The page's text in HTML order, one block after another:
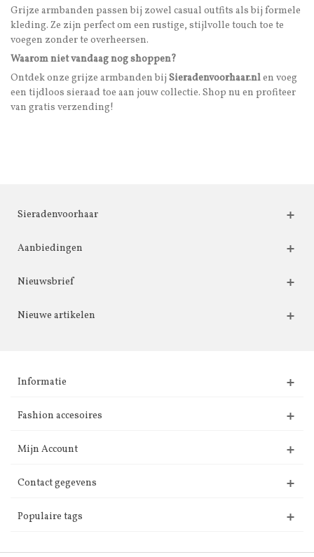
Grijze armbanden passen bij zowel casual outfits als bij formele
kleding. Ze zijn perfect om een rustige, stijlvolle touch toe te
voegen zonder te overheersen.
Waarom niet vandaag nog shoppen?
Ontdek onze grijze armbanden bij Sieradenvoorhaar.nlen voeg
een tijdloos sieraad toe aan jouw collectie. Shop nu en profiteer
van gratis verzending!
Sieradenvoorhaar
Aanbiedingen
Nieuwsbrief
Nieuwe artikelen
Informatie
Fashion accesoires
Mijn Account
Contact gegevens
Populaire tags